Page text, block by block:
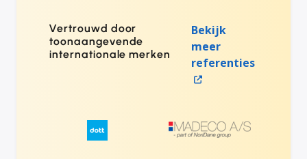
Vertrouwd door
toonaangevende
internationale merken
Bekijk
meer
referenties